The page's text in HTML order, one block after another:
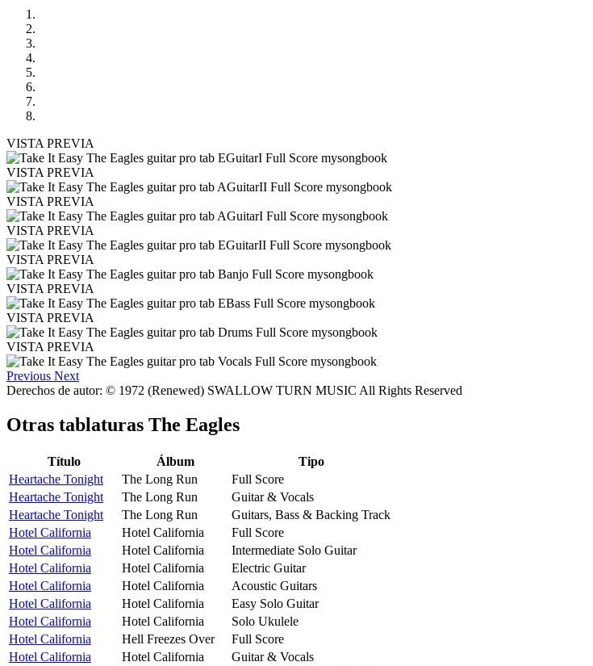
VISTA PREVIA
VISTA PREVIA
VISTA PREVIA
VISTA PREVIA
VISTA PREVIA
VISTA PREVIA
VISTA PREVIA
VISTA PREVIA
Previous Next
Derechos de autor: © 1972 (Renewed) SWALLOW TURN MUSIC All Rights Reserved
Otras tablaturas The Eagles
Título Álbum
Tipo
Heartache Tonight
The Long Run
Full Score
Heartache Tonight
The Long Run
Guitar & Vocals
Heartache Tonight
The Long Run
Guitars, Bass & Backing Track
Hotel California
Hotel California
Full Score
Hotel California
Hotel California
Intermediate Solo Guitar
Hotel California
Hotel California
Electric Guitar
Hotel California
Hotel California
Acoustic Guitars
Hotel California
Hotel California
Easy Solo Guitar
Hotel California
Hotel California
Solo Ukulele
Hotel California
Hell Freezes Over
Full Score
Hotel California
Hotel California
Guitar & Vocals